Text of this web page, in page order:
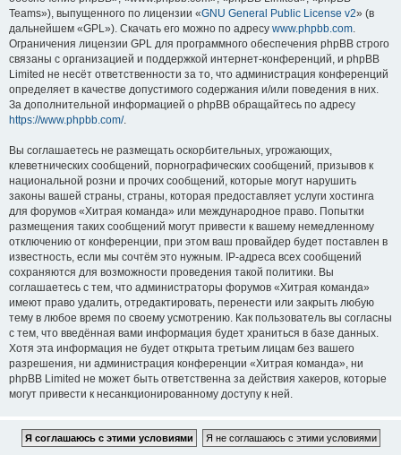
Teams»), выпущенного по лицензии «GNU General Public License v2» (в
дальнейшем «GPL»). Скачать его можно по адресу www.phpbb.com.
Ограничения лицензии GPL для программного обеспечения phpBB строго
связаны с организацией и поддержкой интернет-конференций, и phpBB
Limited не несёт ответственности за то, что администрация конференций
определяет в качестве допустимого содержания и/или поведения в них.
За дополнительной информацией о phpBB обращайтесь по адресу
https://www.phpbb.com/.
Вы соглашаетесь не размещать оскорбительных, угрожающих,
клеветнических сообщений, порнографических сообщений, призывов к
национальной розни и прочих сообщений, которые могут нарушить
законы вашей страны, страны, которая предоставляет услуги хостинга
для форумов «Хитрая команда» или международное право. Попытки
размещения таких сообщений могут привести к вашему немедленному
отключению от конференции, при этом ваш провайдер будет поставлен в
известность, если мы сочтём это нужным. IP-адреса всех сообщений
сохраняются для возможности проведения такой политики. Вы
соглашаетесь с тем, что администраторы форумов «Хитрая команда»
имеют право удалить, отредактировать, перенести или закрыть любую
тему в любое время по своему усмотрению. Как пользователь вы согласны
с тем, что введённая вами информация будет храниться в базе данных.
Хотя эта информация не будет открыта третьим лицам без вашего
разрешения, ни администрация конференции «Хитрая команда», ни
phpBB Limited не может быть ответственна за действия хакеров, которые
могут привести к несанкционированному доступу к ней.